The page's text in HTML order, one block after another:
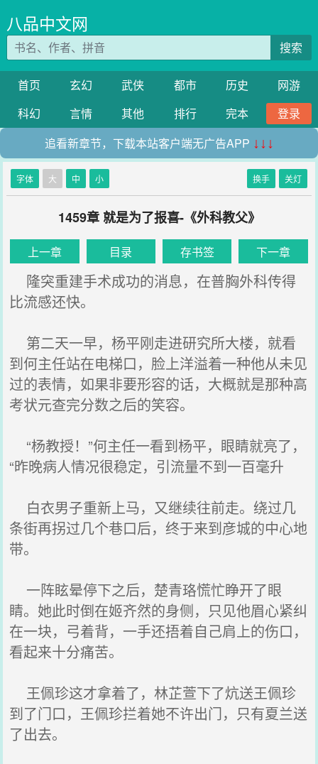
八品中文网
搜索
首页 玄幻 武侠 都市 历史
网游
科幻
言情 其他 排行 完本
登录
追看新章节，下载本站客户端无广告APP ↓↓↓
字体 大 中 小 换手 关灯
1459章 就是为了报喜-《外科教父》
上一章 目录 存书签 下一章
隆突重建手术成功的消息，在普胸外科传得
比流感还快。
第二天一早，杨平刚走进研究所大楼，就看
到何主任站在电梯口，脸上洋溢着一种他从未见
过的表情，如果非要形容的话，大概就是那种高
考状元查完分数之后的笑容。
“杨教授！”何主任一看到杨平，眼睛就亮了，
“昨晚病人情况很稳定，引流量不到一百毫升
白衣男子重新上马，又继续往前走。绕过几
条街再拐过几个巷口后，终于来到彦城的中心地
带。
一阵眩晕停下之后，楚青珞慌忙睁开了眼
睛。她此时倒在姬齐然的身侧，只见他眉心紧纠
在一块，弓着背，一手还捂着自己肩上的伤口，
看起来十分痛苦。
王佩珍这才拿着了，林芷萱下了炕送王佩珍
到了门口，王佩珍拦着她不许出门，只有夏兰送
了出去。